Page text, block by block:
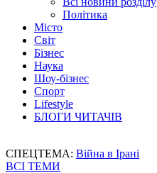
Політика
Місто
Світ
Бізнес
Наука
Шоу-бізнес
Спорт
Lifestyle
БЛОГИ ЧИТАЧІВ
СПЕЦТЕМА: Війна в Ірані
ВСІ ТЕМИ